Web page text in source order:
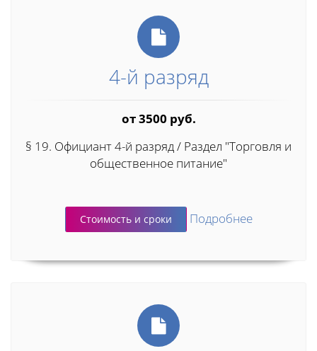
4-й разряд
от 3500 руб.
§ 19. Официант 4-й разряд / Раздел "Торговля и
общественное питание"
Стоимость и сроки Подробнее